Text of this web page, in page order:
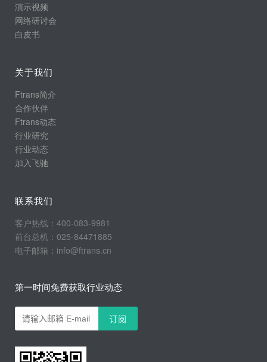
演示视频
网络研讨会
白皮书
关于我们
Ftrans简介
合作伙伴
Ftrans动态
行业研究
行业动态
加入飞驰
联系我们
客户热线：400-083-9981
前台总机：025-84471885
电子邮箱：info@ftrans.cn
第一时间免费获取行业动态